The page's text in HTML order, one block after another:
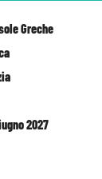
Greche
2027